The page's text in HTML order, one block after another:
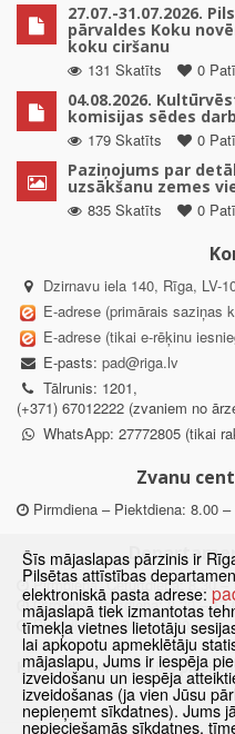
27.07.-31.07.2026.
pārvaldes Koku
koku ciršanu
131 Skatīts
0
04.08.2026.
komisijas sēdes
179 Skatīts
0
Paziņojums par
uzsākšanu zemes
835 Skatīts
0
Dzirnavu iela 140, Rīga, LV-
E-adrese (primārais saziņas
E-adrese (tikai e-rēķinu
E-pasts: pad@riga.lv
Tālrunis: 1201,
(+371) 67012222 (zvaniem no
WhatsApp: 27772805 (tikai
Zvanu
Pirmdiena – Piektdiena: 8.00 –
Pirmdiena, Ceturtdiena: 8.30 –
Otrdiena, Trešdiena: 8.30 –
Piektdiena: 8.30 – 15.00
Klātienes konsultācijas
Šīs mājaslapas pārzinis ir
Pilsētas attīstības
elektroniskā pasta adrese:
mājaslapā tiek izmantotas
tīmekļa vietnes lietotāju
lai apkopotu apmeklētāju
mājaslapu, Jums ir iespēja
izveidošanu un iespēja
izveidošanas (ja vien Jūsu
nepieņemt sīkdatnes). Jums
nepieciešamās sīkdatnes,